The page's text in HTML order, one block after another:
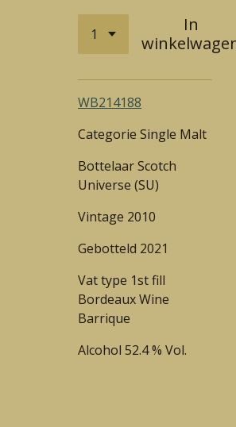
In
WB214188
Categorie Single Malt
Bottelaar Scotch
Universe (SU)
Vintage 2010
Gebotteld 2021
Vat type 1st fill
Bordeaux Wine
Barrique
Alcohol 52.4 % Vol.